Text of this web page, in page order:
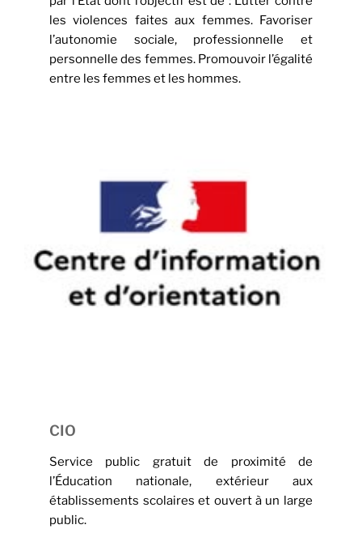
les violences faites aux femmes. Favoriser
l’autonomie sociale, professionnelle et
personnelle des femmes. Promouvoir l’égalité
entre les femmes et les hommes.
CIO
Service public gratuit de proximité de
l’Éducation nationale, extérieur aux
établissements scolaires et ouvert à un large
public.